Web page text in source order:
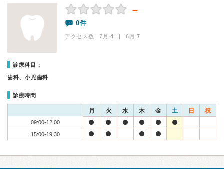
－
0件
アクセス数 7月:4 | 6月:7
診療科目：
歯科、小児歯科
診療時間
月 火 水 木 金 土 日 祝
09:00-12:00
15:00-19:30